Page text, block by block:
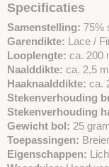
Specificaties
Samenstelling: 75%
Garendikte: Lace /
Looplengte: ca. 200
Naalddikte: ca. 2,5
Haaknaalddikte: ca.
Stekenverhouding
Stekenverhouding
Gewicht bol: 25
Toepassingen:
Eigenschappen: